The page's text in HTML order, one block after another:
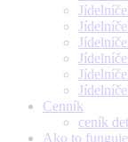
Cenník
ceník
Ako to funguje